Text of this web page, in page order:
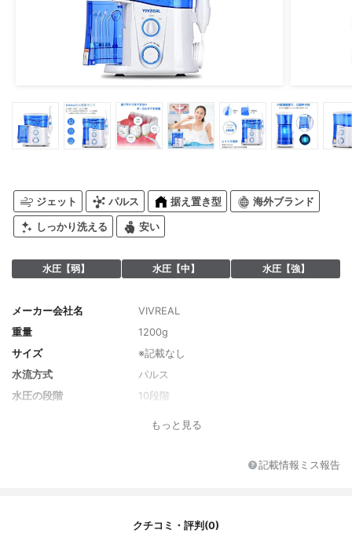
ジェット パルス 据え置き型 海外ブランド
しっかり洗える 安い
水圧【弱】 水圧【中】 水圧【強】
メーカー会社名
VIVREAL
重量
1200g
サイズ
※記載なし
水流方式
パルス
水圧の段階
10段階
30kPa〜758kPa
普通の高圧ノズル3本、舌クリーナー1本、
もっと見る
記載情報ミス報告
クチコミ・評判(0)